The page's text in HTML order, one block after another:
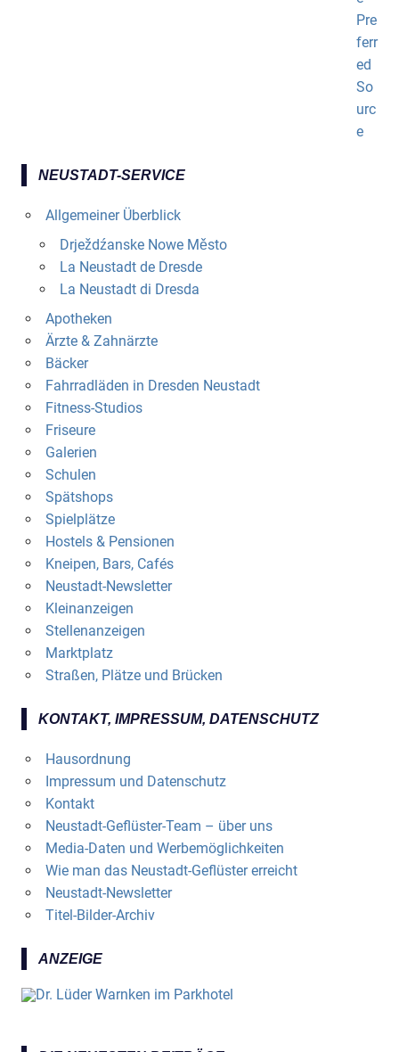
NEUSTADT-SERVICE
Allgemeiner Überblick
Drježdźanske Nowe Město
La Neustadt de Dresde
La Neustadt di Dresda
Apotheken
Ärzte & Zahnärzte
Bäcker
Fahrradläden in Dresden Neustadt
Fitness-Studios
Friseure
Galerien
Schulen
Spätshops
Spielplätze
Hostels & Pensionen
Kneipen, Bars, Cafés
Neustadt-Newsletter
Kleinanzeigen
Stellenanzeigen
Marktplatz
Straßen, Plätze und Brücken
KONTAKT, IMPRESSUM, DATENSCHUTZ
Hausordnung
Impressum und Datenschutz
Kontakt
Neustadt-Geflüster-Team – über uns
Media-Daten und Werbemöglichkeiten
Wie man das Neustadt-Geflüster erreicht
Neustadt-Newsletter
Titel-Bilder-Archiv
ANZEIGE